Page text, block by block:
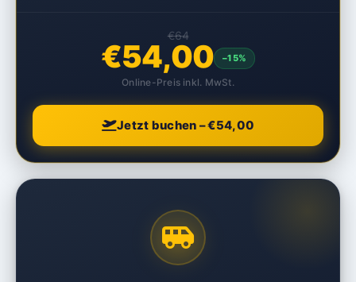
€64
€54,00 –15%
Online-Preis inkl. MwSt.
Jetzt buchen – €54,00